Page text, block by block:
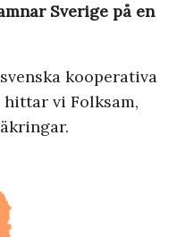
Sverige på en
kooperativa
vi Folksam,